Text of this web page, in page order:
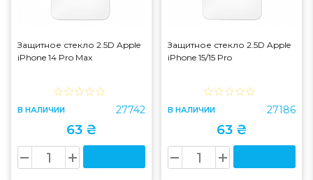
Защитное стекло 2.5D Apple
iPhone 14 Pro Max
В НАЛИЧИИ 27742
63 ₴
Защитное стекло 2.5D Apple
iPhone 15/15 Pro
В НАЛИЧИИ 27186
63 ₴